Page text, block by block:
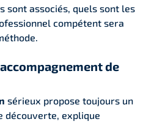
sont associés, quels sont les
compétent sera
de
sérieux propose toujours un
découverte, explique